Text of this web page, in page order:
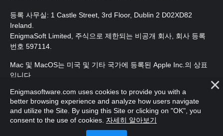
등록 사무실: 1 Castle Street, 3rd Floor, Dublin 2 D02XD82
Ireland.
EnigmaSoft Limited, 주식으로 제한되는 비공개 회사, 회사 등록
번호 597114.
Mac 및 MacOS는 미국 및 기타 국가에 등록된 Apple Inc.의 상표
입니다.
저작권 2016-2026. EnigmaSoft Ltd. 판권 소유.
Enigmasoftware.com uses cookies to provide you with a
better browsing experience and analyze how users navigate
and utilize the Site. By using this Site or clicking on "OK", you
consent to the use of cookies. 자세히 알아보기